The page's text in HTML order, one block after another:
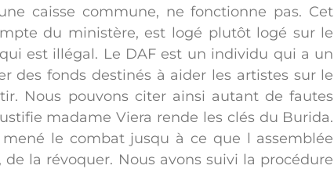
caisse commune, ne fonctionne pas. Cet
du ministère, est logé plutôt logé sur le
est illégal. Le DAF est un individu qui a un
des fonds destinés à aider les artistes sur le
Nous pouvons citer ainsi autant de fautes
madame Viera rende les clés du Burida.
le combat jusqu à ce que l assemblée
la révoquer. Nous avons suivi la procédure